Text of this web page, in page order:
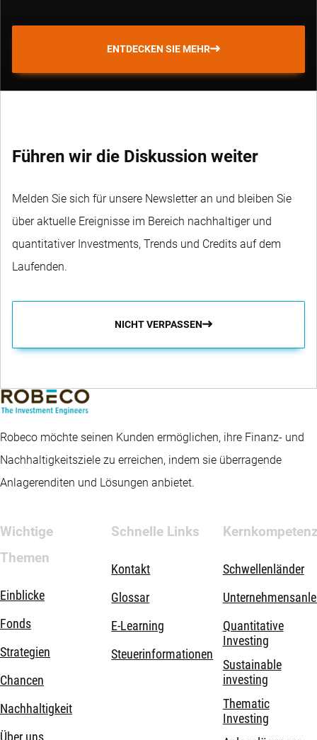
ENTDECKEN SIE MEHR
Führen wir die Diskussion weiter
Melden Sie sich für unsere Newsletter an und bleiben Sie
über aktuelle Ereignisse im Bereich nachhaltiger und
quantitativer Investments, Trends und Credits auf dem
Laufenden.
NICHT VERPASSEN
Robeco möchte seinen Kunden ermöglichen, ihre Finanz- und
Nachhaltigkeitsziele zu erreichen, indem sie überragende
Anlagerenditen und Lösungen anbietet.
Wichtige
Themen
Einblicke
Fonds
Strategien
Chancen
Nachhaltigkeit
Über uns
Schnelle Links
Kontakt
Glossar
E-Learning
Steuerinformationen
Schwellenländer
Quantitative
Investing
Sustainable
investing
Thematic
Investing